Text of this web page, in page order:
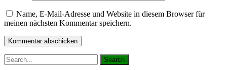
Name, E-Mail-Adresse und Website in diesem Browser für
meinen nächsten Kommentar speichern.